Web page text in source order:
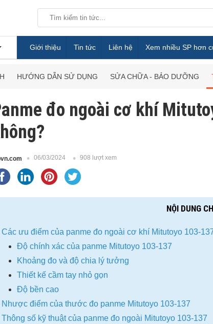
Giới thiệu Tin tức Liên hệ Xem nhiều SP hơn
HƯỚNG DẪN SỬ DỤNG SỬA CHỮA - BẢO DƯỠNG
đo ngoài cơ khí
06/03/2024 908 lượt xem
NỘI DUNG
Các ưu điểm của panme đo ngoài cơ khí Mitutoyo 103-
Độ chính xác của panme Mitutoyo 103-137
Khoảng đo và độ chia lý tưởng
Thiết kế cầm tay nhỏ gọn
Độ bền cao
Nhược điểm của thước đo panme Mitutoyo 103-137
Thông số kỹ thuật của panme đo ngoài Mitutoyo 103-137